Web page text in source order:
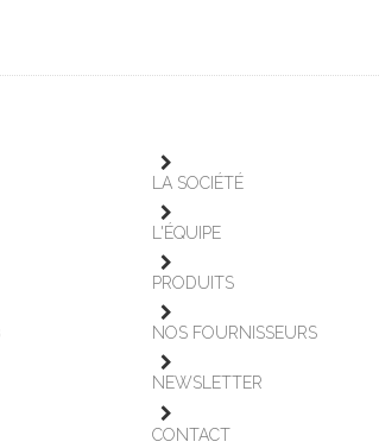
LA SOCIÉTÉ
L'ÉQUIPE
PRODUITS
NOS FOURNISSEURS
NEWSLETTER
CONTACT